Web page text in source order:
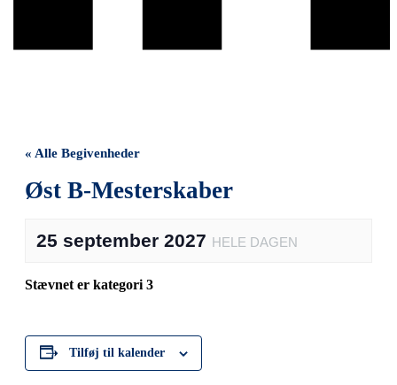
« Alle Begivenheder
Øst B-Mesterskaber
25 september 2027 HELE DAGEN
Stævnet er kategori 3
Tilføj til kalender